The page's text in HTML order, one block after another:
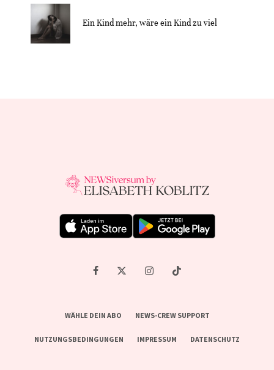
Ein Kind mehr, wäre ein Kind zu viel
WÄHLE DEIN ABO NEWS-CREW SUPPORT
NUTZUNGSBEDINGUNGEN IMPRESSUM DATENSCHUTZ